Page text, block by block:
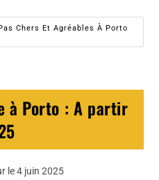
Chers Et Agréables À Porto
à Porto : A partir
le 4 juin 2025